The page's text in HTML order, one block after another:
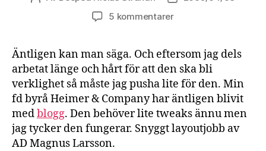
5 kommentarer
Äntligen kan man säga. Och eftersom jag dels
arbetat länge och hårt för att den ska bli
verklighet så måste jag pusha lite för den. Min
fd byrå Heimer & Company har äntligen blivit
medblogg. Den behöver lite tweaks ännu men
jag tycker den fungerar. Snyggt layoutjobb av
AD Magnus Larsson.